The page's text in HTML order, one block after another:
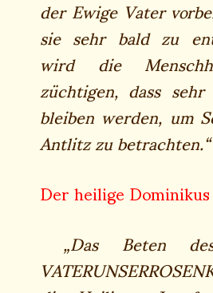
der Ewige Vater
sie sehr bald zu
wird die
züchtigen, dass
bleiben werden, um
Antlitz zu betrachten.“
Der heilige
„Das Beten